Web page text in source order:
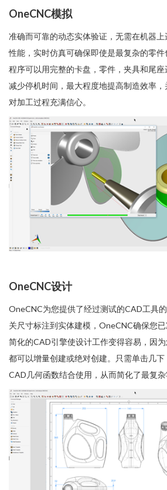
OneCNC模拟
准确而可靠的动态实体验证，无需在机器
性能，实时仿真可确保即使是最复杂的零
程序可以用完整的卡盘，零件，夹具和尾
减少停机时间，最大程度地提高制造效率
对加工过程充满信心。
OneCNC设计
OneCNC为您提供了经过测试的CAD工具
关尺寸标注到实体建模，OneCNC确保您已
简化的CAD引擎使设计工作变得容易，因
都可以增量创建或绝对创建。只需单击几
CAD几何函数结合使用，从而简化了最复杂